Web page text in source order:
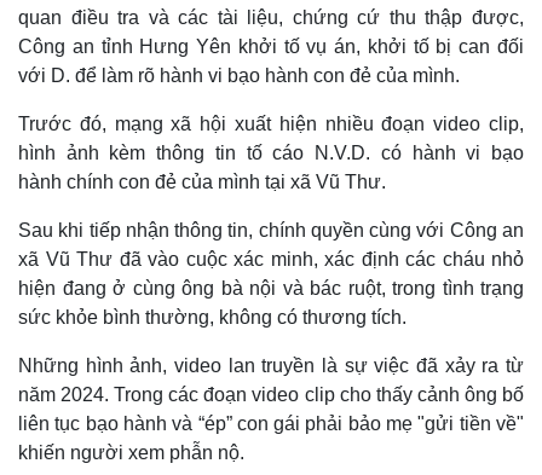
quan điều tra và các tài liệu, chứng cứ thu thập được,
Công an tỉnh Hưng Yên khởi tố vụ án, khởi tố bị can đối
với D. để làm rõ hành vi bạo hành con đẻ của mình.
Trước đó, mạng xã hội xuất hiện nhiều đoạn video clip,
hình ảnh kèm thông tin tố cáo N.V.D. có hành vi bạo
hành chính con đẻ của mình tại xã Vũ Thư.
Sau khi tiếp nhận thông tin, chính quyền cùng với Công an
xã Vũ Thư đã vào cuộc xác minh, xác định các cháu nhỏ
hiện đang ở cùng ông bà nội và bác ruột, trong tình trạng
sức khỏe bình thường, không có thương tích.
Những hình ảnh, video lan truyền là sự việc đã xảy ra từ
năm 2024. Trong các đoạn video clip cho thấy cảnh ông bố
liên tục bạo hành và “ép” con gái phải bảo mẹ "gửi tiền về"
khiến người xem phẫn nộ.